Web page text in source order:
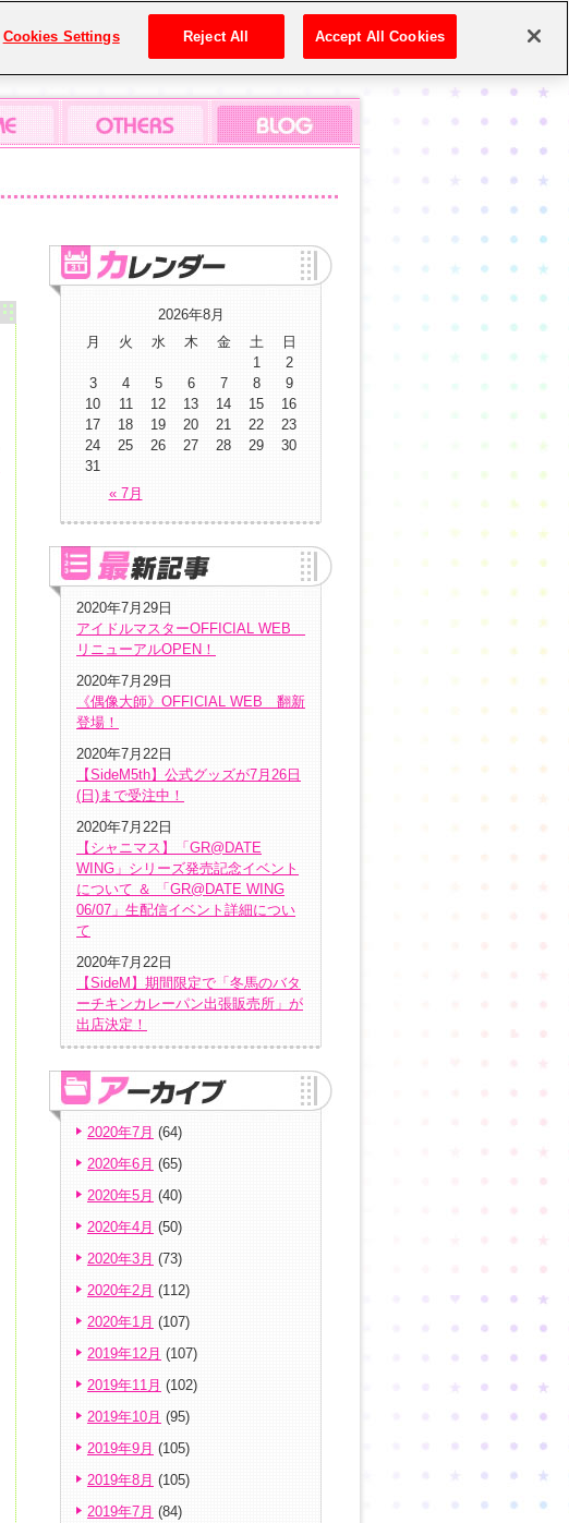
2026年8月
月
火 水 木 金 土 日
« 7月
1
2
3
4 5 6 7 8
9
10
11 12 13 14 15
16
17
18 19 20 21 22
23
24
25 26 27 28 29
30
31
2020年7月29日
アイドルマスターOFFICIAL WEB
リニューアルOPEN！
2020年7月29日
《偶像大師》OFFICIAL WEB 翻新
登場！
2020年7月22日
【SideM5th】公式グッズが7月26日
(日)まで受注中！
2020年7月22日
【シャニマス】「GR@DATE
WING」シリーズ発売記念イベント
について ＆ 「GR@DATE WING
06/07」生配信イベント詳細につい
て
2020年7月22日
【SideM】期間限定で「冬馬のバタ
ーチキンカレーパン出張販売所」が
出店決定！
2020年7月 (64)
2020年6月 (65)
2020年5月 (40)
2020年4月 (50)
2020年3月 (73)
2020年2月 (112)
2020年1月 (107)
2019年12月 (107)
2019年11月 (102)
2019年10月 (95)
2019年9月 (105)
2019年8月 (105)
2019年7月 (84)
Cookies Settings Reject All Accept All Cookies